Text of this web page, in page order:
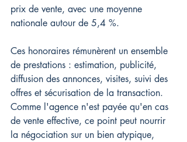
prix de vente, avec une moyenne
nationale autour de 5,4 %.
Ces honoraires rémunèrent un ensemble
de prestations : estimation, publicité,
diffusion des annonces, visites, suivi des
offres et sécurisation de la transaction.
Comme l'agence n'est payée qu'en cas
de vente effective, ce point peut nourrir
la négociation sur un bien atypique,